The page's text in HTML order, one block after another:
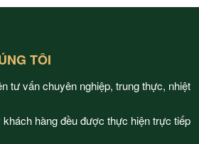
TÔI
tư vấn chuyên nghiệp, trung thực, nhiệt
khách hàng đều được thực hiện trực tiếp